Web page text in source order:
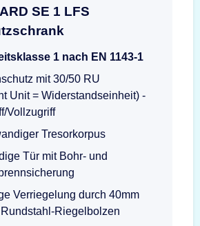
SE 1 LFS
1 nach EN 1143-1
mit 30/50 RU
Unit = Widerstandseinheit) -
Vollzugriff
Tresorkorpus
Tür mit Bohr- und
Verriegelung durch 40mm
Riegelbolzen